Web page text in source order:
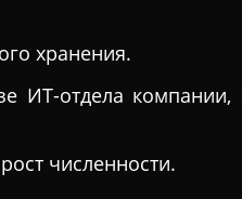
хранения.
отдела
численности.